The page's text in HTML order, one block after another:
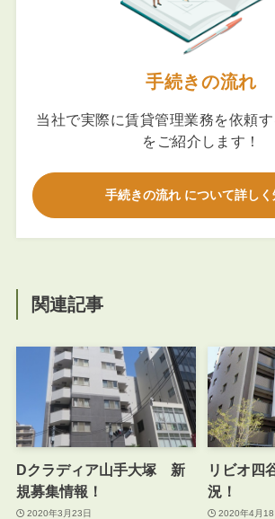
手続きの流れ
当社で実際に賃貸管理業務を依頼
をご紹介します！
手続きの流れ について詳しく
関連記事
Dクラディア山手大塚 新
規募集情報！
2020年3月23日
リビオ四
況！
2020年4月18